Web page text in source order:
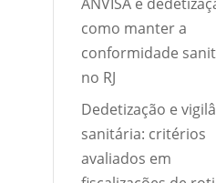
como manter a
conformidade
no RJ
Dedetização e
sanitária: critérios
avaliados em